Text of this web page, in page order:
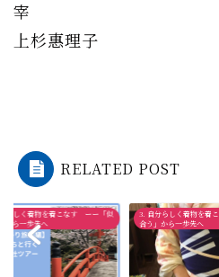
宰
上杉惠理子
RELATED POST
分らしく着物を着こなす ーー「似
」から一歩先へ
3. 自分らしく着物を
合う」から一歩先へ